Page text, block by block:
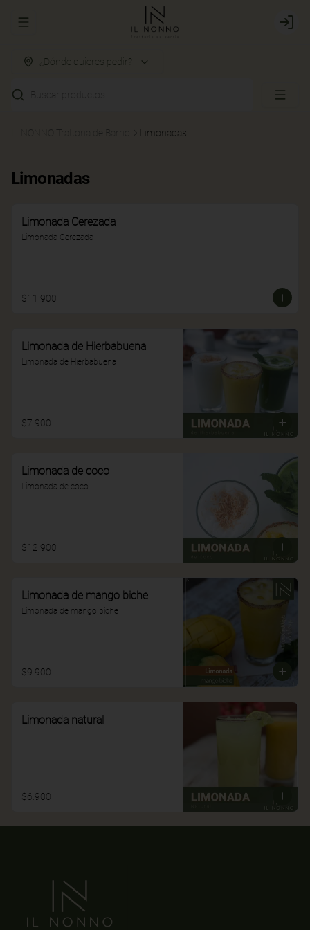
Abrir menu de navegación Login
¿Dónde quieres pedir?
Buscar productos
IL NONNO Trattoria de Barrio Limonadas
Limonadas
Limonada Cerezada
Limonada Cerezada
$11.900
Limonada de Hierbabuena
Limonada de Hierbabuena
$7.900
Limonada de coco
Limonada de coco
$12.900
Limonada de mango biche
Limonada de mango biche
$9.900
Limonada natural
$6.900